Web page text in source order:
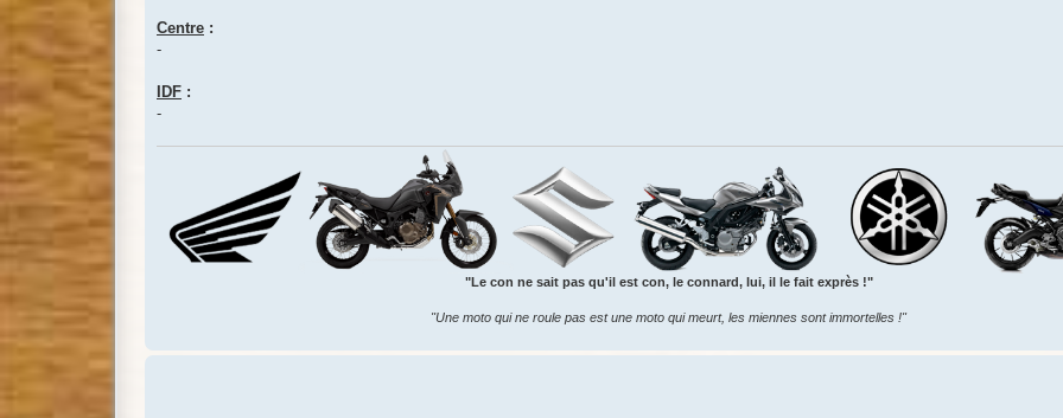
Centre :
-
IDF :
-
"Le con ne sait pas qu'il est con, le connard, lui, il le fait exprès !"
"Une moto qui ne roule pas est une moto qui meurt, les miennes sont immortelles !"